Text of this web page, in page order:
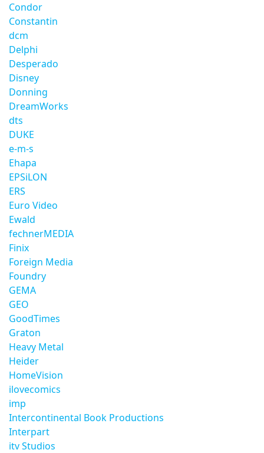
Condor
Constantin
dcm
Delphi
Desperado
Disney
Donning
DreamWorks
dts
DUKE
e-m-s
Ehapa
EPSiLON
ERS
Euro Video
Ewald
fechnerMEDIA
Finix
Foreign Media
Foundry
GEMA
GEO
GoodTimes
Graton
Heavy Metal
Heider
HomeVision
ilovecomics
imp
Intercontinental Book Productions
Interpart
itv Studios